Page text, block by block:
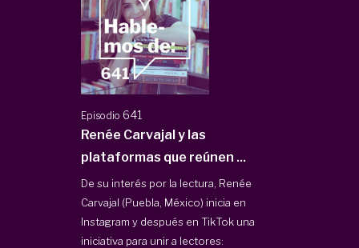
Episodio 641
Renée Carvajal y las
plataformas que reúnen ...
De su interés por la lectura, Renée
Carvajal (Puebla, México) inicia en
Instagram y después en TikTok una
iniciativa para unir a lectores: